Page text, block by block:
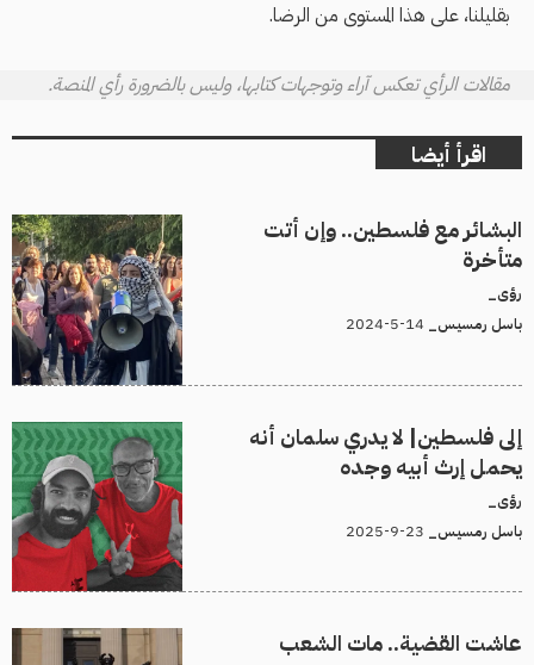
بقليلنا، على هذا المستوى من الرضا.
مقالات الرأي تعكس آراء وتوجهات كتابها، وليس بالضرورة رأي المنصة.
اقرأ أيضا
البشائر مع فلسطين.. وإن أتت
متأخرة
رؤى_
باسل رمسيس_
إلى فلسطين| لا يدري سلمان أنه
يحمل إرث أبيه وجده
رؤى_
باسل رمسيس_
عاشت القضية.. مات الشعب